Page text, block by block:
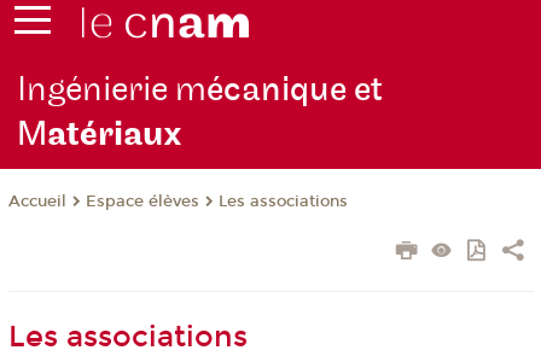
Ingénierie mécanique et
Matériaux
Accueil Espace élèves Les associations
Les associations